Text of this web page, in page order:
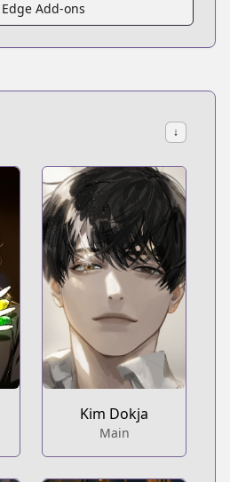
Edge Add-ons
↓
Kim Dokja
Main